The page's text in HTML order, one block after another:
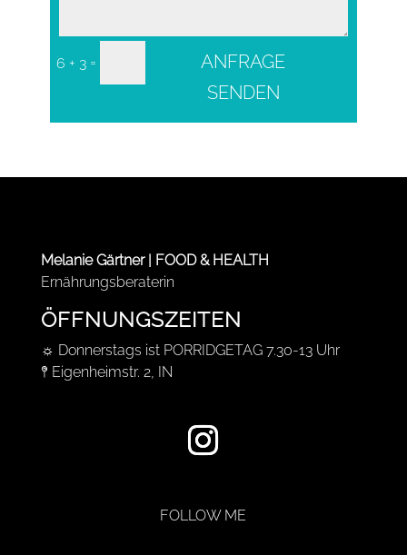
6 + 3 =
ANFRAGE
SENDEN
Melanie Gärtner | FOOD & HEALTH
Ernährungsberaterin
ÖFFNUNGSZEITEN
☼ Donnerstags ist PORRIDGETAG 7.30-13 Uhr
𖤥 Eigenheimstr. 2, IN
FOLLOW ME